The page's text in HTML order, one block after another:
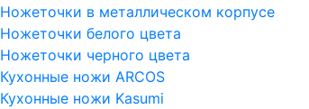
Ножеточки в металлическом корпусе
Ножеточки белого цвета
Ножеточки черного цвета
Кухонные ножи ARCOS
Кухонные ножи Kasumi